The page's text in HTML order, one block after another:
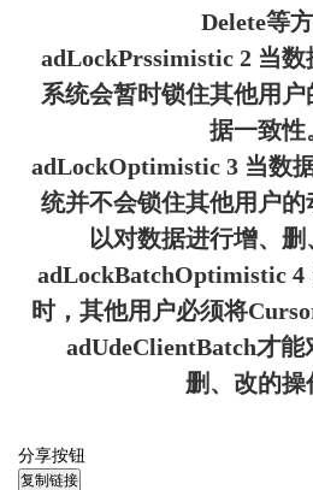
Delete等
adLockPrssimistic 2 当数
系统会暂时锁住其他用
据一致性
adLockOptimistic 3 当数
统并不会锁住其他用户
以对数据进行增、删
adLockBatchOptimistic 4
时，其他用户必须将
adUdeClientBatch才能
删、改的操
分享按钮